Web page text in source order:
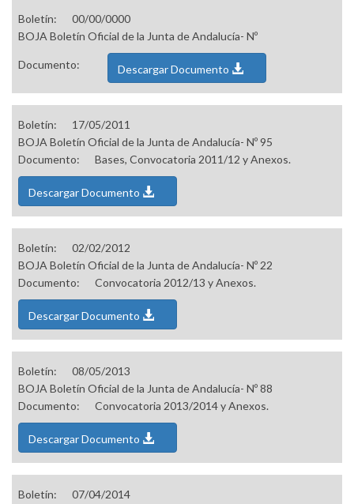
Boletín:
00/00/0000
BOJA Boletín Oficial de la Junta de Andalucía- Nº
Documento: Descargar Documento
Boletín:
17/05/2011
BOJA Boletín Oficial de la Junta de Andalucía- Nº 95
Documento:
Bases, Convocatoria 2011/12 y Anexos.
Descargar Documento
Boletín:
02/02/2012
BOJA Boletín Oficial de la Junta de Andalucía- Nº 22
Documento:
Convocatoria 2012/13 y Anexos.
Descargar Documento
Boletín:
08/05/2013
BOJA Boletín Oficial de la Junta de Andalucía- Nº 88
Documento:
Convocatoria 2013/2014 y Anexos.
Descargar Documento
Boletín:
07/04/2014